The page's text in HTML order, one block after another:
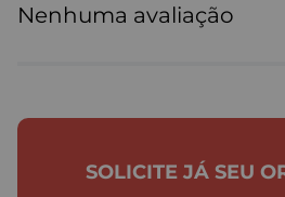
Nenhuma avaliação
SOLICITE JÁ SEU